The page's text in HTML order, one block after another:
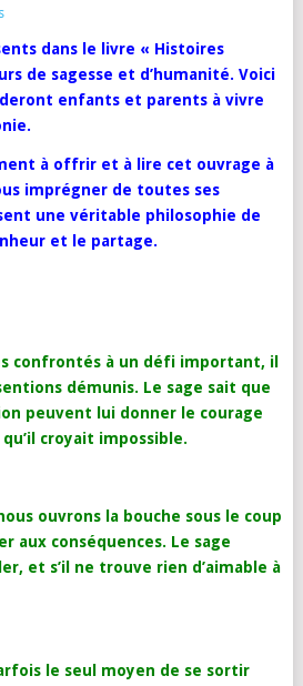
dans le livre « Histoires
de sagesse et d’humanité. Voici
enfants et parents à vivre
à offrir et à lire cet ouvrage à
imprégner de toutes ses
une véritable philosophie de
et le partage.
confrontés à un défi important, il
démunis. Le sage sait que
peuvent lui donner le courage
croyait impossible.
ouvrons la bouche sous le coup
aux conséquences. Le sage
et s’il ne trouve rien d’aimable à
le seul moyen de se sortir